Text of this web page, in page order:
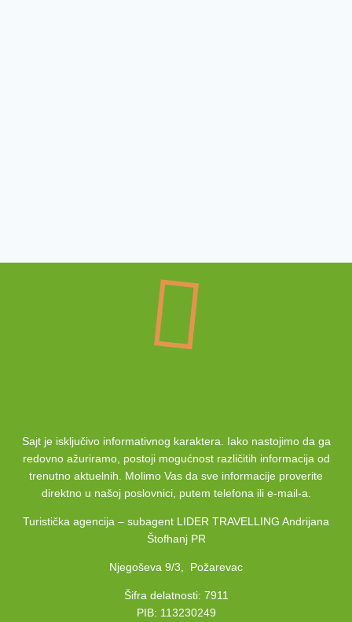
Sajt je isključivo informativnog karaktera. Iako nastojimo da ga
redovno ažuriramo, postoji mogućnost različitih informacija od
trenutno aktuelnih. Molimo Vas da sve informacije proverite
direktno u našoj poslovnici, putem telefona ili e-mail-a.
Turistička agencija – subagent LIDER TRAVELLING Andrijana
Štofhanj PR
Njegoševa 9/3, Požarevac
Šifra delatnosti: 7911
PIB: 113230249